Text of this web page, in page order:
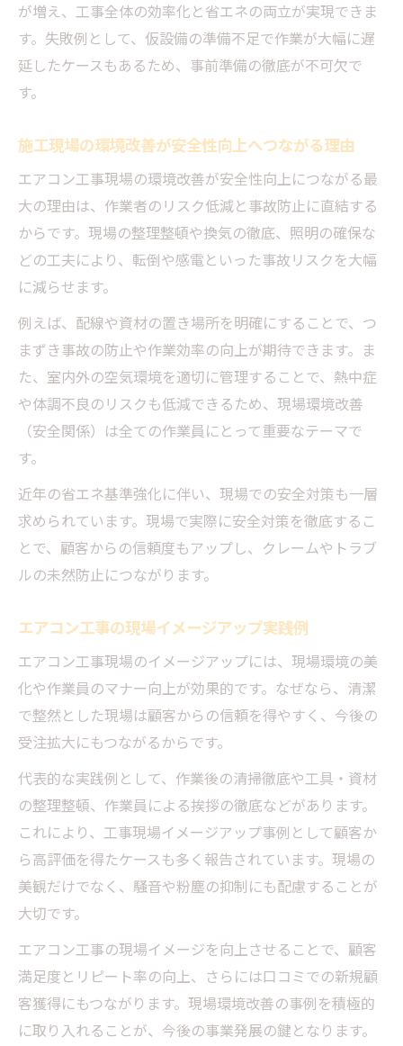
が増え、工事全体の効率化と省エネの両立が実現できま
す。失敗例として、仮設備の準備不足で作業が大幅に遅
延したケースもあるため、事前準備の徹底が不可欠で
す。
施工現場の環境改善が安全性向上へつながる理由
エアコン工事現場の環境改善が安全性向上につながる最
大の理由は、作業者のリスク低減と事故防止に直結する
からです。現場の整理整頓や換気の徹底、照明の確保な
どの工夫により、転倒や感電といった事故リスクを大幅
に減らせます。
例えば、配線や資材の置き場所を明確にすることで、つ
まずき事故の防止や作業効率の向上が期待できます。ま
た、室内外の空気環境を適切に管理することで、熱中症
や体調不良のリスクも低減できるため、現場環境改善
（安全関係）は全ての作業員にとって重要なテーマで
す。
近年の省エネ基準強化に伴い、現場での安全対策も一層
求められています。現場で実際に安全対策を徹底するこ
とで、顧客からの信頼度もアップし、クレームやトラブ
ルの未然防止につながります。
エアコン工事の現場イメージアップ実践例
エアコン工事現場のイメージアップには、現場環境の美
化や作業員のマナー向上が効果的です。なぜなら、清潔
で整然とした現場は顧客からの信頼を得やすく、今後の
受注拡大にもつながるからです。
代表的な実践例として、作業後の清掃徹底や工具・資材
の整理整頓、作業員による挨拶の徹底などがあります。
これにより、工事現場イメージアップ事例として顧客か
ら高評価を得たケースも多く報告されています。現場の
美観だけでなく、騒音や粉塵の抑制にも配慮することが
大切です。
エアコン工事の現場イメージを向上させることで、顧客
満足度とリピート率の向上、さらには口コミでの新規顧
客獲得にもつながります。現場環境改善の事例を積極的
に取り入れることが、今後の事業発展の鍵となります。